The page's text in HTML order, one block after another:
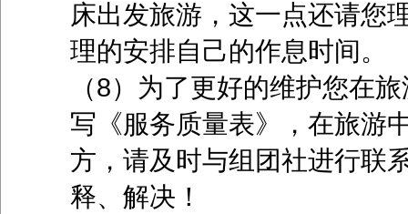
床出发旅游，这一点还请您
理的安排自己的作息时间。
（8）为了更好的维护您在
写《服务质量表》，在旅游
方，请及时与组团社进行联
释、解决！